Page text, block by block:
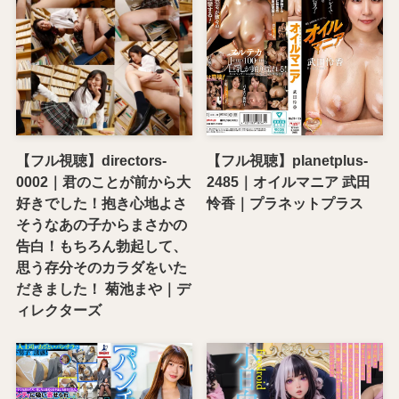
【フル視聴】directors-
0002｜君のことが前から大
好きでした！抱き心地よさ
そうなあの子からまさかの
告白！もちろん勃起して、
思う存分そのカラダをいた
だきました！ 菊池まや｜デ
ィレクターズ
【フル視聴】planetplus-
2485｜オイルマニア 武田
怜香｜プラネットプラス